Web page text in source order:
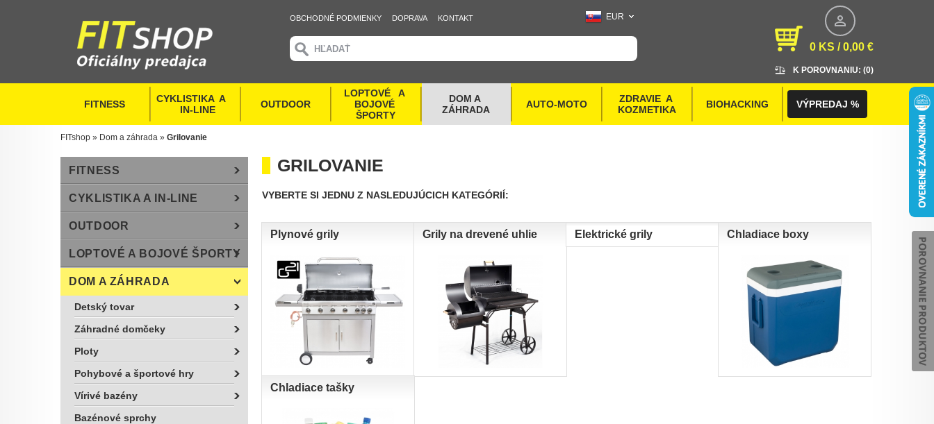
FITNESS
CYKLISTIKA  A
  IN-LINE
OUTDOOR
LOPTOVÉ   A
BOJOVÉ
ŠPORTY
DOM A
ZÁHRADA
AUTO-MOTO
ZDRAVIE  A
KOZMETIKA
BIOHACKING VÝPREDAJ %
EUR
OBCHODNÉ PODMIENKY DOPRAVA KONTAKT
K POROVNANIU: (0)
0 KS / 0,00 €
FITshop » Dom a záhrada » Grilovanie
GRILOVANIE
VYBERTE SI JEDNU Z NASLEDUJÚCICH KATEGÓRIÍ:
Plynové grily Grily na drevené uhlie Elektrické grily Chladiace boxy
Chladiace tašky
FITNESS
CYKLISTIKA A IN-LINE
OUTDOOR
LOPTOVÉ A BOJOVÉ ŠPORTY
DOM A ZÁHRADA
Detský tovar
Záhradné domčeky
Ploty
Pohybové a športové hry
Vírivé bazény
Bazénové sprchy